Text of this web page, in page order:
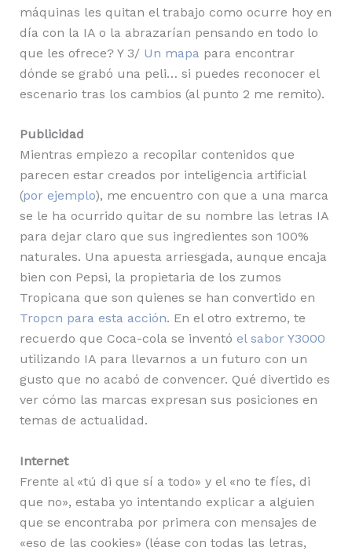
máquinas les quitan el trabajo como ocurre hoy en
día con la IA o la abrazarían pensando en todo lo
que les ofrece? Y 3/ Un mapa para encontrar
dónde se grabó una peli… si puedes reconocer el
escenario tras los cambios (al punto 2 me remito).
Publicidad
Mientras empiezo a recopilar contenidos que
parecen estar creados por inteligencia artificial
(por ejemplo), me encuentro con que a una marca
se le ha ocurrido quitar de su nombre las letras IA
para dejar claro que sus ingredientes son 100%
naturales. Una apuesta arriesgada, aunque encaja
bien con Pepsi, la propietaria de los zumos
Tropicana que son quienes se han convertido en
Tropcn para esta acción. En el otro extremo, te
recuerdo que Coca-cola se inventó el sabor Y3000
utilizando IA para llevarnos a un futuro con un
gusto que no acabó de convencer. Qué divertido es
ver cómo las marcas expresan sus posiciones en
temas de actualidad.
Internet
Frente al «tú di que sí a todo» y el «no te fíes, di
que no», estaba yo intentando explicar a alguien
que se encontraba por primera con mensajes de
«eso de las cookies» (léase con todas las letras,